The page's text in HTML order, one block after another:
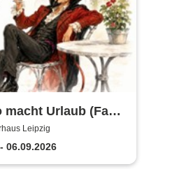
macht Urlaub (Fast)
im
Leipzig
Leipzig
06.09.2026